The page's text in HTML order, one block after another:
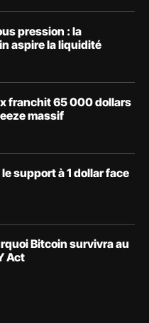
pression : la
aspire la liquidité
franchit 65 000 dollars
massif
support à 1 dollar face
Bitcoin survivra au
Act